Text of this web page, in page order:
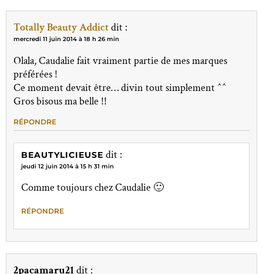
Totally Beauty Addictdit :
mercredi 11 juin 2014 à 18 h 26 min
Olala, Caudalie fait vraiment partie de mes marques
préférées !
Ce moment devait être… divin tout simplement ^^
Gros bisous ma belle !!
RÉPONDRE
BEAUTYLICIEUSE dit :
jeudi 12 juin 2014 à 15 h 31 min
Comme toujours chez Caudalie 🙂
RÉPONDRE
2pacamaru21 dit :